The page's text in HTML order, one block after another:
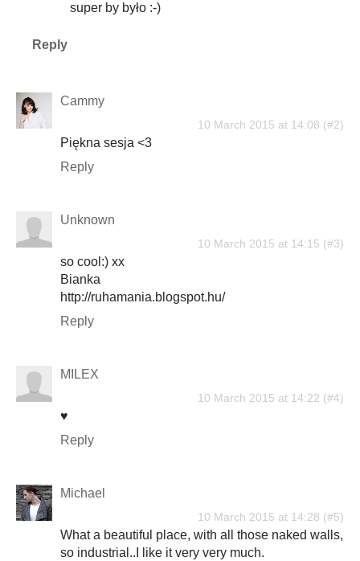
super by było :-)
Reply
Cammy
10 March 2015 at 14:08
Piękna sesja <3
Reply
Unknown
10 March 2015 at 14:15
so cool:) xx
Bianka
http://ruhamania.blogspot.hu/
Reply
MILEX
10 March 2015 at 14:22
♥
Reply
Michael
10 March 2015 at 14:28
What a beautiful place, with all those naked walls,
so industrial..I like it very very much.